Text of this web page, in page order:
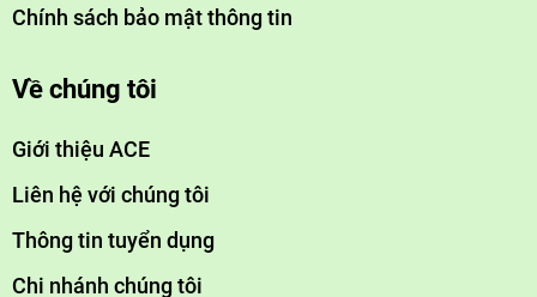
Chính sách bảo mật thông tin
Về chúng tôi
Giới thiệu ACE
Liên hệ với chúng tôi
Thông tin tuyển dụng
Chi nhánh chúng tôi